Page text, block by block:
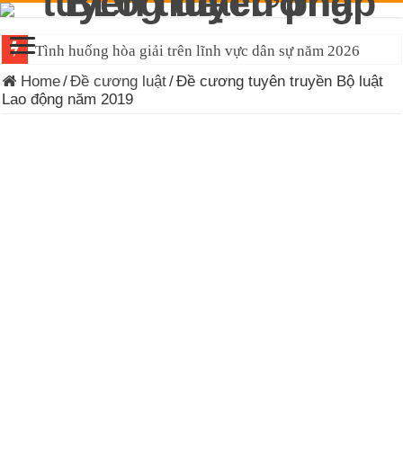
Tình huống hòa giải trên lĩnh vực dân sự năm 2026
Home/Đề cương luật/Đề cương tuyên truyền Bộ luật
Lao động năm 2019